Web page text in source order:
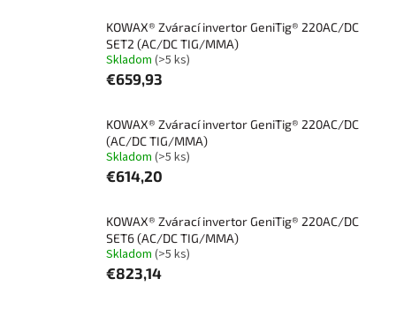
KOWAX® Zvárací invertor GeniTig® 220AC/DC
SET2 (AC/DC TIG/MMA)
Skladom (>5 ks)
€659,93
KOWAX® Zvárací invertor GeniTig® 220AC/DC
(AC/DC TIG/MMA)
Skladom (>5 ks)
€614,20
KOWAX® Zvárací invertor GeniTig® 220AC/DC
SET6 (AC/DC TIG/MMA)
Skladom (>5 ks)
€823,14